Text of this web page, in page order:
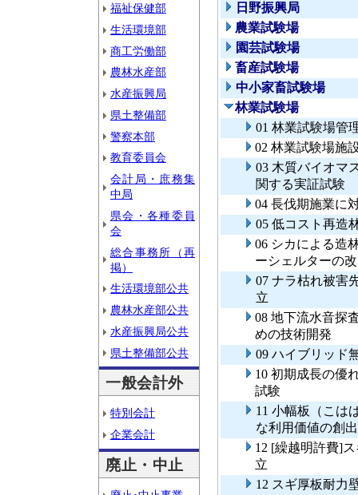
福祉保健部
生活環境部
商工労働部
農林水産部
水産振興局
県土整備部
警察本部
教育委員会
会計局・庶務集
中局
県会・各種委員
会
総合事務所（再
掲）
生活環境部公共
農林水産部公共
水産振興局公共
県土整備部公共
一般会計外
特別会計
企業会計
廃止・中止
日野振興局
農業試験場
園芸試験場
畜産試験場
中小家畜試験場
林業試験場
01 林業試験場管
02 林業試験場施
03 木質バイオマ
関する実証試験
04 長伐期施業に
05 低コスト再造
06 シカによる造
ーシェルターの
07 ナラ枯れ被害
立
08 地下流水音探
めの技術開発
09 ハイブリッド
10 初期成長の優
試験
11 小幅板（こは
な利用価値の創出
12 [繰越明許費]
立
12 スギ厚板耐力